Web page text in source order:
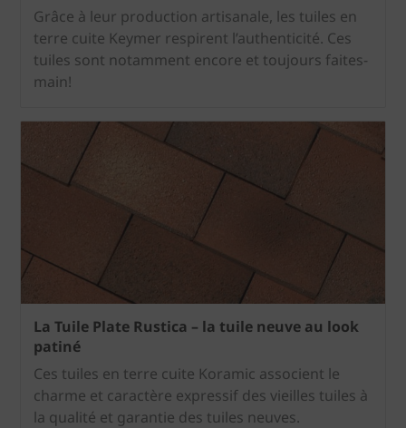
Grâce à leur production artisanale, les tuiles en
terre cuite Keymer respirent l’authenticité. Ces
tuiles sont notamment encore et toujours faites-
main!
La Tuile Plate Rustica – la tuile neuve au look
patiné
Ces tuiles en terre cuite Koramic associent le
charme et caractère expressif des vieilles tuiles à
la qualité et garantie des tuiles neuves.